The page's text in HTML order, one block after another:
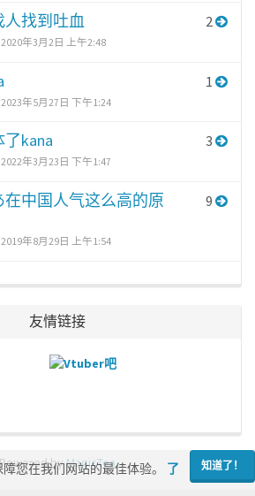
人找到吐血
2020年3月2日 上午2:48
2
2023年5月27日 下午1:24
1
kana
2022年3月23日 下午1:47
3
在中国人气这么高的原
2019年8月29日 上午1:54
9
友情链接
Powered byMagicTea 知道了！
您在我们网站的最佳体验。 了